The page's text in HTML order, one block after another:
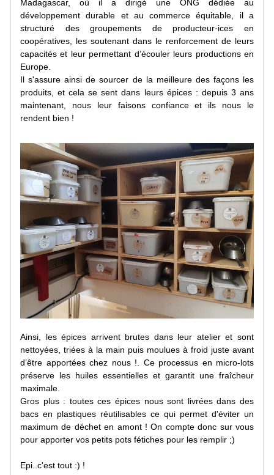
Madagascar, où il a dirigé une ONG dédiée au
développement durable et au commerce équitable, il a
structuré des groupements de producteur·ices en
coopératives, les soutenant dans le renforcement de leurs
capacités et leur permettant d’écouler leurs productions en
Europe.
Il s'assure ainsi de sourcer de la meilleure des façons les
produits, et cela se sent dans leurs épices : depuis 3 ans
maintenant, nous leur faisons confiance et ils nous le
rendent bien !
Ainsi, les épices arrivent brutes dans leur atelier et sont
nettoyées, triées à la main puis moulues à froid juste avant
d’être apportées chez nous !. Ce processus en micro-lots
préserve les huiles essentielles et garantit une fraîcheur
maximale.
Gros plus : toutes ces épices nous sont livrées dans des
bacs en plastiques réutilisables ce qui permet d'éviter un
maximum de déchet en amont ! On compte donc sur vous
pour apporter vos petits pots fétiches pour les remplir ;)
Epi..c'est tout :) !